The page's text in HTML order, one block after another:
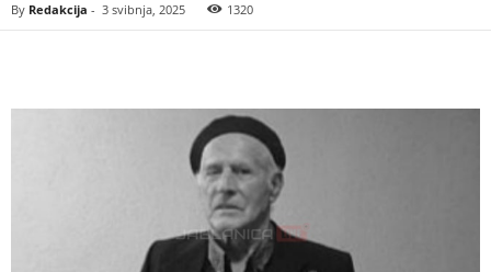
By Redakcija - 3 svibnja, 2025 1320